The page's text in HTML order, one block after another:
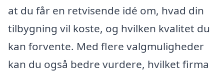
at du får en retvisende idé om, hvad din
tilbygning vil koste, og hvilken kvalitet du
kan forvente. Med flere valgmuligheder
kan du også bedre vurdere, hvilket firma